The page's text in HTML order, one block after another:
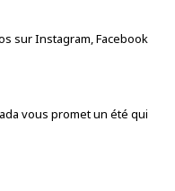
sur Instagram, Facebook
vous promet un été qui